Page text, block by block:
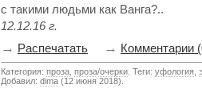
с такими людьми как Ванга?..
12.12.16 г.
→ Распечатать → Комментарии
Категория: проза проза/очерки . Теги: уфология
Добавил: dima (12 июня 2018).